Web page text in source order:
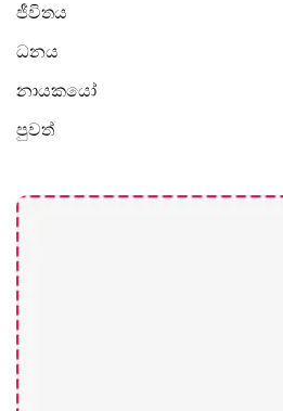
ජීවිතය
ධනය
නායකයෝ
පුවත්